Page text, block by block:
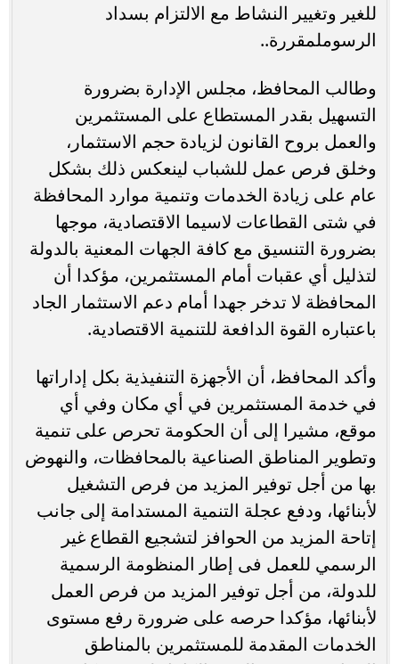
للغير وتغيير النشاط مع الالتزام بسداد
الرسوملمقررة..
وطالب المحافظ، مجلس الإدارة بضرورة
التسهيل بقدر المستطاع على المستثمرين
والعمل بروح القانون لزيادة حجم الاستثمار،
وخلق فرص عمل للشباب لينعكس ذلك بشكل
عام على زيادة الخدمات وتنمية موارد المحافظة
في شتى القطاعات لاسيما الاقتصادية، موجها
بضرورة التنسيق مع كافة الجهات المعنية بالدولة
لتذليل أي عقبات أمام المستثمرين، مؤكدا أن
المحافظة لا تدخر جهدا أمام دعم الاستثمار الجاد
باعتباره القوة الدافعة للتنمية الاقتصادية.
وأكد المحافظ، أن الأجهزة التنفيذية بكل إداراتها
في خدمة المستثمرين في أي مكان وفي أي
موقع، مشيرا إلى أن الحكومة تحرص على تنمية
وتطوير المناطق الصناعية بالمحافظات، والنهوض
بها من أجل توفير المزيد من فرص التشغيل
لأبنائها، ودفع عجلة التنمية المستدامة إلى جانب
إتاحة المزيد من الحوافز لتشجيع القطاع غير
الرسمي للعمل فى إطار المنظومة الرسمية
للدولة، من أجل توفير المزيد من فرص العمل
لأبنائها، مؤكدا حرصه على ضرورة رفع مستوى
الخدمات المقدمة للمستثمرين بالمناطق